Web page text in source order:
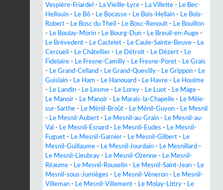
Vespière-Friardel - La Vieille-Lyre - La Villette - Le Bec-
Hellouin - Le Bô - Le Bocasse - Le Bois-Hellain - Le Bois-
Robert - Le Bosc du Theil - Le Bosc-Renoult - Le Bouillon
- Le Boulay-Morin - Le Bourg-Dun - Le Breuil-en-Auge -
Le Brévedent - Le Castelet - Le Caule-Sainte-Beuve - Le
Cercueil - Le Châtellier - Le Détroit - Le Dézert - Le
Fidelaire - Le Fresne-Camilly - Le Fresne-Poret - Le Grais
- Le Grand-Celland - Le Grand-Quevilly - Le Grippon - Le
Guislain - Le Ham - Le Hanouard - Le Havre - Le Houlme
- Le Landin - Le Lesme - Le Lorey - Le Luot - Le Mage -
Le Manoir - Le Manoir - Le Marais-la-Chapelle - Le Mêle-
sur-Sarthe - Le Ménil-Broût - Le Ménil-Guyon - Le Mesnil
- Le Mesnil-Aubert - Le Mesnil-au-Grain - Le Mesnil-au-
Val - Le Mesnil-Esnard - Le Mesnil-Eudes - Le Mesnil-
Fuguet - Le Mesnil-Garnier - Le Mesnil-Gilbert - Le
Mesnil-Guillaume - Le Mesnil-Jourdain - Le Mesnillard -
Le Mesnil-Lieubray - Le Mesnil-Ozenne - Le Mesnil-
Réaume - Le Mesnil-Rouxelin - Le Mesnil-Saint-Jean - Le
Mesnil-sous-Jumièges - Le Mesnil-Véneron - Le Mesnil-
Villeman - Le Mesnil-Villement - Le Molay-Littry - Le